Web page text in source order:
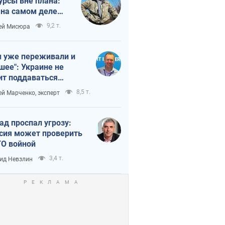
на самом деле
темп войны
Мисюра 9,2 т.
переживали и
Украине не
поддаваться
из-за
террора
Марченко, эксперт 8,5 т.
проспал угрозу:
может проверить
войной
Невзлин 3,4 т.